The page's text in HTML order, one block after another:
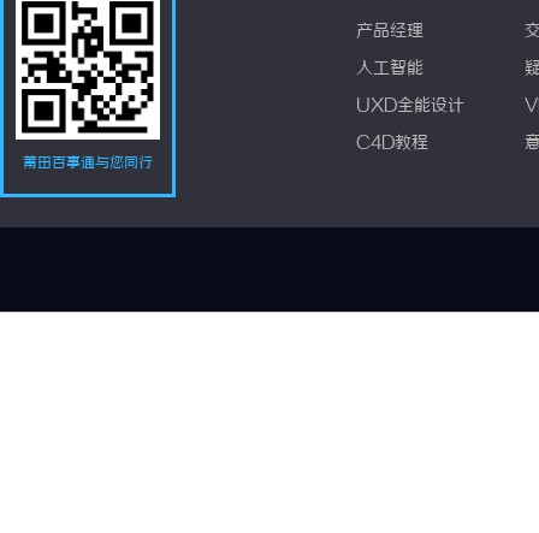
莆田百事通与您同行
产品经理
人工智能
UXD全能设计
C4D教程